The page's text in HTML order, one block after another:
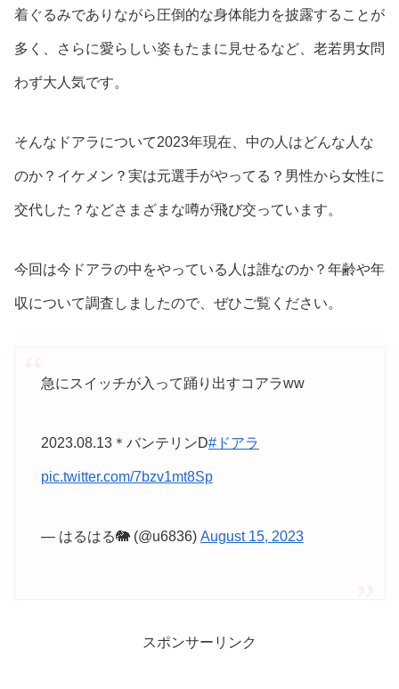
着ぐるみでありながら圧倒的な身体能力を披露することが
多く、さらに愛らしい姿もたまに見せるなど、老若男女問
わず大人気です。
そんなドアラについて2023年現在、中の人はどんな人な
のか？イケメン？実は元選手がやってる？男性から女性に
交代した？などさまざまな噂が飛び交っています。
今回は今ドアラの中をやっている人は誰なのか？年齢や年
収について調査しましたので、ぜひご覧ください。
急にスイッチが入って踊り出すコアラww
2023.08.13＊バンテリンD#ドアラ
pic.twitter.com/7bzv1mt8Sp
— はるはる🐘 (@u6836) August 15, 2023
スポンサーリンク